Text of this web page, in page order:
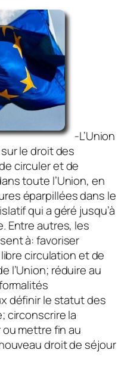
-L’Union
le droit des
circuler et de
toute l’Union, en
éparpillées dans le
qui a géré jusqu’à
Entre autres, les
à: favoriser
circulation et de
l’Union; réduire au
définir le statut des
circonscrire la
mettre fin au
droit de séjour